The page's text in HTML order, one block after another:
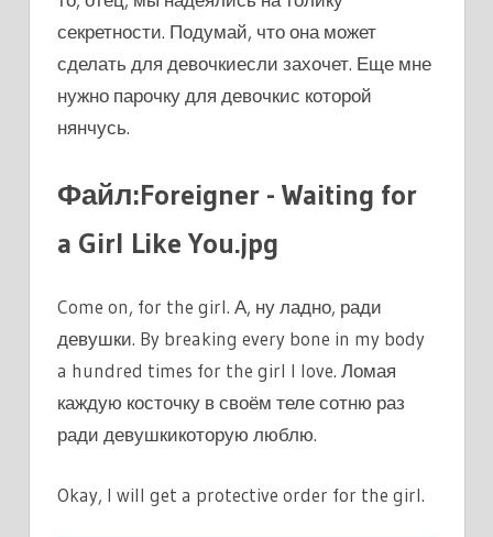
секретности. Подумай, что она может
сделать для девочкиесли захочет. Еще мне
нужно парочку для девочкис которой
нянчусь.
Файл:Foreigner - Waiting for
a Girl Like You.jpg
Come on, for the girl. А, ну ладно, ради
девушки. By breaking every bone in my body
a hundred times for the girl I love. Ломая
каждую косточку в своём теле сотню раз
ради девушкикоторую люблю.
Okay, I will get a protective order for the girl.